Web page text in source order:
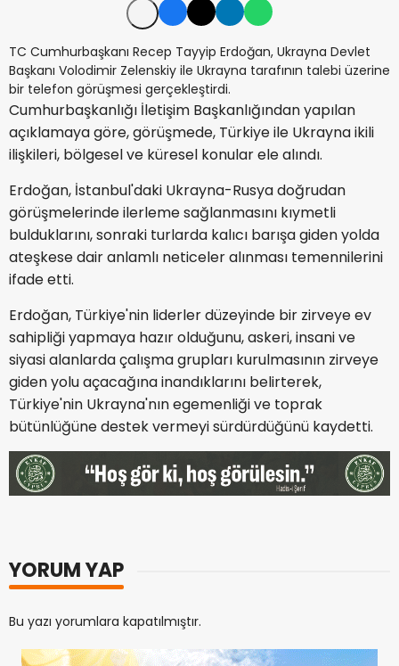
TC Cumhurbaşkanı Recep Tayyip Erdoğan, Ukrayna Devlet
Başkanı Volodimir Zelenskiy ile Ukrayna tarafının talebi üzerine
bir telefon görüşmesi gerçekleştirdi.
Cumhurbaşkanlığı İletişim Başkanlığından yapılan
açıklamaya göre, görüşmede, Türkiye ile Ukrayna ikili
ilişkileri, bölgesel ve küresel konular ele alındı.
Erdoğan, İstanbul'daki Ukrayna-Rusya doğrudan
görüşmelerinde ilerleme sağlanmasını kıymetli
bulduklarını, sonraki turlarda kalıcı barışa giden yolda
ateşkese dair anlamlı neticeler alınması temennilerini
ifade etti.
Erdoğan, Türkiye'nin liderler düzeyinde bir zirveye ev
sahipliği yapmaya hazır olduğunu, askeri, insani ve
siyasi alanlarda çalışma grupları kurulmasının zirveye
giden yolu açacağına inandıklarını belirterek,
Türkiye'nin Ukrayna'nın egemenliği ve toprak
bütünlüğüne destek vermeyi sürdürdüğünü kaydetti.
YORUM YAP
Bu yazı yorumlara kapatılmıştır.